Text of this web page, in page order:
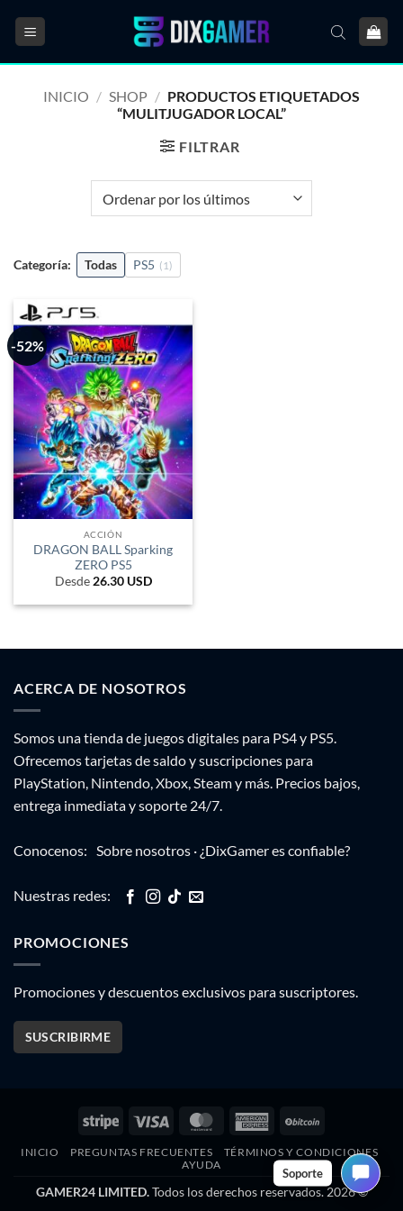
INICIO / SHOP / PRODUCTOS ETIQUETADOS
“MULITJUGADOR LOCAL”
FILTRAR
Categoría: Todas PS5 (1)
-52%
ACCIÓN
DRAGON BALL Sparking
ZERO PS5
Desde 26.30 USD
ACERCA DE NOSOTROS
Somos una tienda de juegos digitales para PS4 y PS5.
Ofrecemos tarjetas de saldo y suscripciones para
PlayStation, Nintendo, Xbox, Steam y más. Precios bajos,
entrega inmediata y soporte 24/7.
Conocenos: Sobre nosotros · ¿DixGamer es confiable?
Nuestras redes:
PROMOCIONES
Promociones y descuentos exclusivos para suscriptores.
SUSCRIBIRME
Stripe Visa MasterCardAmerican
INICIO PREGUNTAS FRECUENTES
TÉRMINOS Y CONDICIONES
AYUDA
GAMER24 LIMITED.Todos los derechos reservados. 2026 ©
Soporte